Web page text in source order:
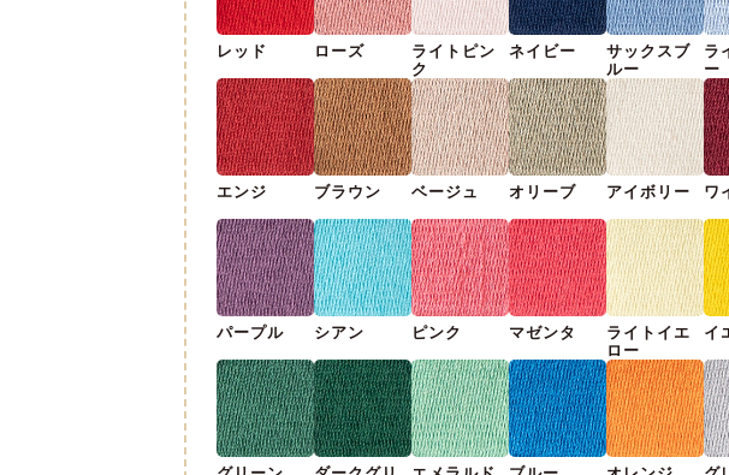
レッド ローズ
ライトピン
ク
ネイビー
サックスブ
ルー
ラ
ー
エンジ ブラウン ベージュ オリーブ アイボリー ワ
パープル シアン ピンク マゼンタ
ライトイエ
ロー
イ